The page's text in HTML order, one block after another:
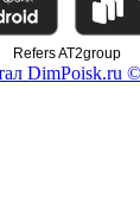
Refers AT2group
DimPoisk.ru ©